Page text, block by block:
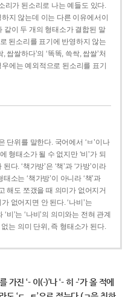
리가 된소리로 나는 예들도 있다.
지 않는데 이는 다른 이유에서이
같이 두 개의 형태소가 결합된 말
된소리를 표기에 반영하지 않는
쌉쌀하다’의 ‘똑똑, 쓱싹, 쌉쌀’처
에는 예외적으로 된소리를 표기
단위를 말한다. 국어에서 ‘ㅂ’이나
형태소가 될 수 없지만 ‘비’가 되
다. ‘책가방’은 ‘책’과 ‘가방’이라
소는 ‘책가방’이 아니라 ‘책’과
해도 쪼갰을 때 의미가 없어지거
없어지면 안 된다. ‘나비’는
‘비’는 ‘나비’의 의미와는 전혀 관계
없는 의미 단위, 즉 형태소가 된다.
가진 ‘- 이(-)’나 ‘- 히 -’가 올 적에